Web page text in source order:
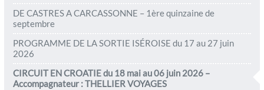
DE CASTRES A CARCASSONNE – 1ère quinzaine de
septembre
PROGRAMME DE LA SORTIE ISÉROISE du 17 au 27 juin
2026
CIRCUIT EN CROATIE du 18 mai au 06 juin 2026 –
Accompagnateur : THELLIER VOYAGES